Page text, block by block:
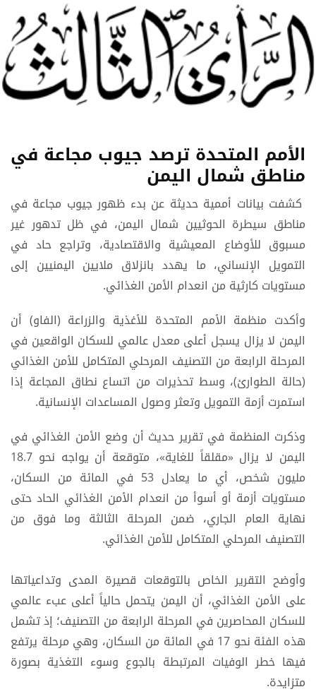
الأمم المتحدة ترصد جيوب مجاعة في
مناطق شمال اليمن
كشفت بيانات أممية حديثة عن بدء ظهور جيوب مجاعة في
مناطق سيطرة الحوثيين شمال اليمن، في ظل تدهور غير
مسبوق للأوضاع المعيشية والاقتصادية، وتراجع حاد في
التمويل الإنساني، ما يهدد بانزلاق ملايين اليمنيين إلى
مستويات كارثية من انعدام الأمن الغذائي.
وأكدت منظمة الأمم المتحدة للأغذية والزراعة (الفاو) أن
اليمن لا يزال يسجل أعلى معدل عالمي للسكان الواقعين في
المرحلة الرابعة من التصنيف المرحلي المتكامل للأمن الغذائي
(حالة الطوارئ)، وسط تحذيرات من اتساع نطاق المجاعة إذا
استمرت أزمة التمويل وتعثر وصول المساعدات الإنسانية.
وذكرت المنظمة في تقرير حديث أن وضع الأمن الغذائي في
اليمن لا يزال «مقلقاً للغاية»، متوقعة أن يواجه نحو 18.7
مليون شخص، أي ما يعادل 53 في المائة من السكان،
مستويات أزمة أو أسوأ من انعدام الأمن الغذائي الحاد حتى
نهاية العام الجاري، ضمن المرحلة الثالثة وما فوق من
التصنيف المرحلي المتكامل للأمن الغذائي.
وأوضح التقرير الخاص بالتوقعات قصيرة المدى وتداعياتها
على الأمن الغذائي، أن اليمن يتحمل حالياً أعلى عبء عالمي
للسكان المحاصرين في المرحلة الرابعة من التصنيف؛ إذ تشمل
هذه الفئة نحو 17 في المائة من السكان، وهي مرحلة يرتفع
فيها خطر الوفيات المرتبطة بالجوع وسوء التغذية بصورة
متزايدة.